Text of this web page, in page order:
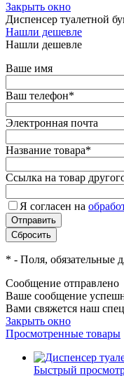
Закрыть окно
Диспенсер туалетной
Нашли дешевле
Нашли дешевле
Ваше имя
Ваш телефон*
Электронная почта
Название товара*
Ссылка на товар
Я согласен на
* - Поля, обязательные
Сообщение отправлено
Ваше сообщение
Вами свяжется наш
Закрыть окно
Просмотренные товары
Быстрый